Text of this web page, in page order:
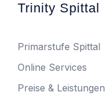
Trinity Spittal
Primarstufe Spittal
Online Services
Preise & Leistungen